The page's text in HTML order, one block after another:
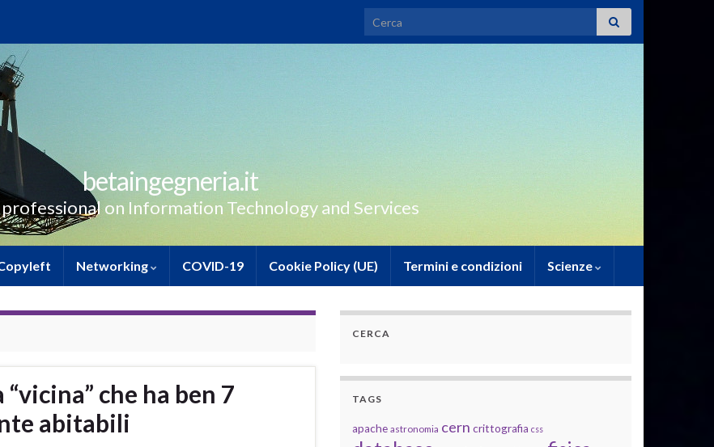
Search for:
betaingegneria.it
professional on Information Technology and Services
Networking COVID-19 Cookie Policy (UE) Termini e condizioni Scienze
che ha ben 7
abitabili
CERCA
TAGS
apache astronomia cern crittografia css